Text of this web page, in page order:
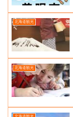
北海道観光
北海道観光